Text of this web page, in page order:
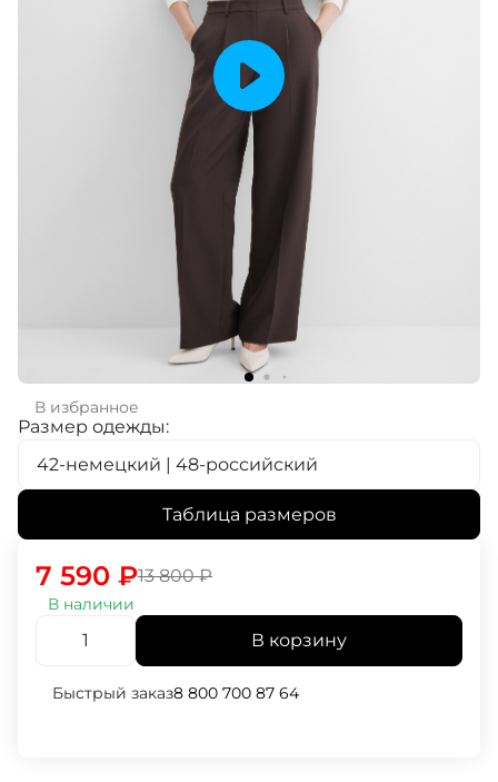
В избранное
Размер одежды:
42-немецкий | 48-российский
Таблица размеров
13 800₽
7 590 ₽
В наличии
В корзину
Быстрый заказ8 800 700 87 64